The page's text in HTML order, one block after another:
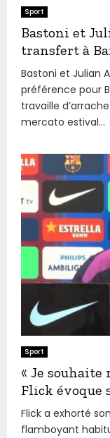
Sport
Bastoni et
transfert à
Bastoni et Julian
préférence pour
travaille
mercato estival...
Sport
« Je
Flick évoque
Flick a exhorté
flamboyant